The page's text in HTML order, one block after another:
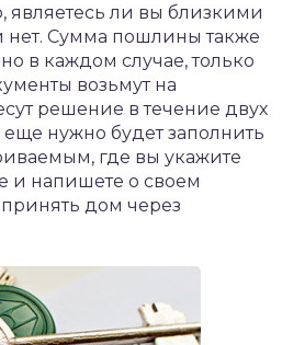
являетесь ли вы близкими
Сумма пошлины также
в каждом случае, только
возьмут на
решение в течение двух
нужно будет заполнить
где вы укажите
и напишете о своем
дом через